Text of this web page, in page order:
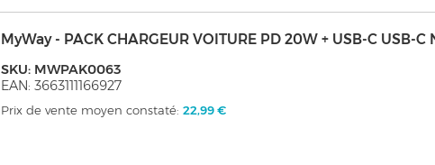
MyWay - PACK CHARGEUR VOITURE PD 20W + USB-C USB-C
SKU: MWPAK0063
EAN: 3663111166927
Prix de vente moyen constaté:22,99 €